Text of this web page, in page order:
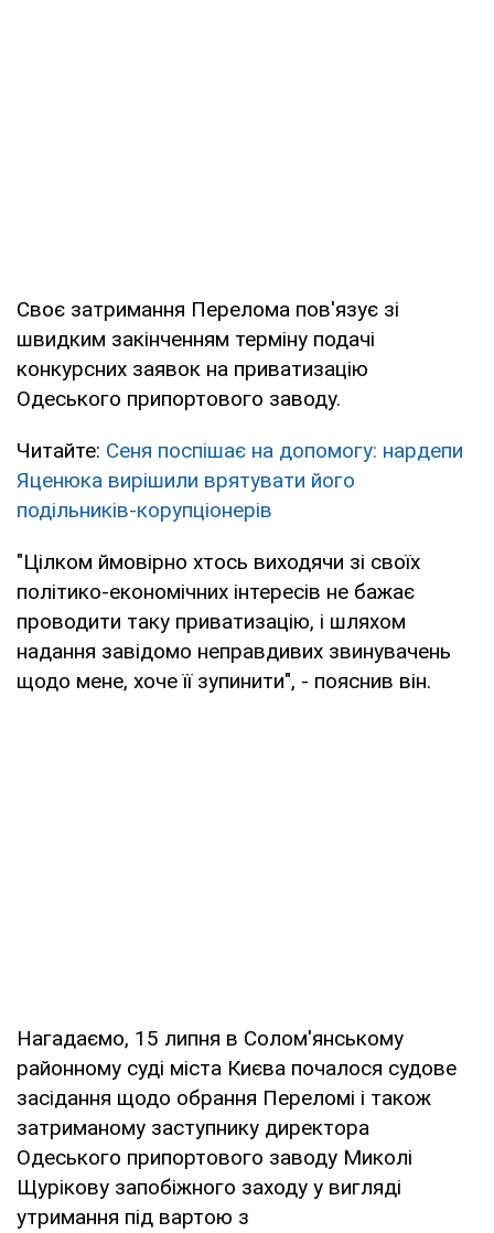
Своє затримання Перелома пов'язує зі
швидким закінченням терміну подачі
конкурсних заявок на приватизацію
Одеського припортового заводу.
Читайте: Сеня поспішає на допомогу: нардепи
Яценюка вирішили врятувати його
подільників-корупціонерів
"Цілком ймовірно хтось виходячи зі своїх
політико-економічних інтересів не бажає
проводити таку приватизацію, і шляхом
надання завідомо неправдивих звинувачень
щодо мене, хоче її зупинити", - пояснив він.
Нагадаємо, 15 липня в Солом'янському
районному суді міста Києва почалося судове
засідання щодо обрання Переломі і також
затриманому заступнику директора
Одеського припортового заводу Миколі
Щурікову запобіжного заходу у вигляді
утримання під вартою з